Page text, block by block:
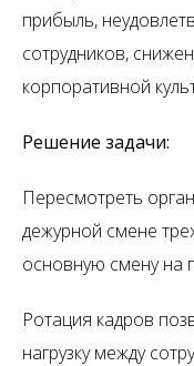
прибыль,
сотрудников,
корпоративной
Решение задачи:
Пересмотреть
дежурной смене
основную смену на
Ротация кадров
нагрузку между